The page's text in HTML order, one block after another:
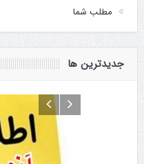
مطلب شما
جدیدترین ها